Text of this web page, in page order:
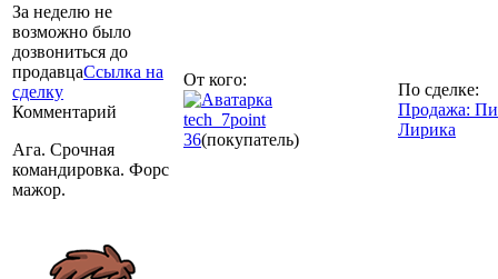
За неделю не
возможно было
дозвониться до
продавцаСсылка на
сделку
Комментарий
Ага. Срочная
командировка. Форс
мажор.
От кого:
tech_7point
36(покупатель)
По сделке:
Продажа:
Лирика